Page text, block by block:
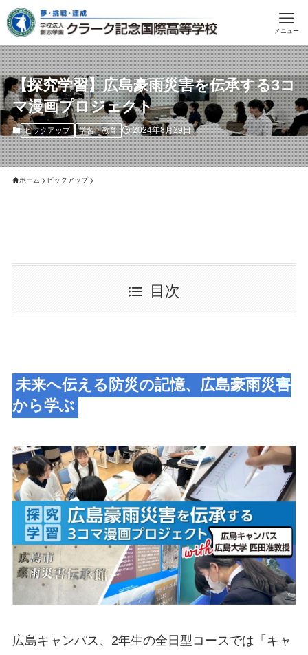
メニュー
【探究学習】広島豪雨災害を伝承する3コ
マ漫画プロジェクト
ピックアップ 学習・教育 2024年8月29日
ホーム ピックアップ
目次
未来へ伝える防災の記憶、広島豪雨災害
から学ぶ
広島キャンパス、2年生の全日型コースでは「キャ